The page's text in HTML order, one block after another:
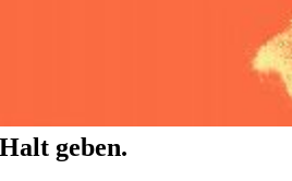
Halt geben.